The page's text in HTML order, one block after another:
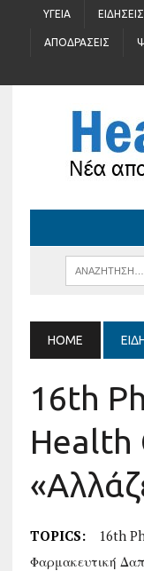
ΥΓΕΊΑ ΕΙΔΉΣΕΙΣ
ΑΠΟΔΡΆΣΕΙΣ
HOME
16th
Health
TOPICS: 16th
Φαρμακευτική